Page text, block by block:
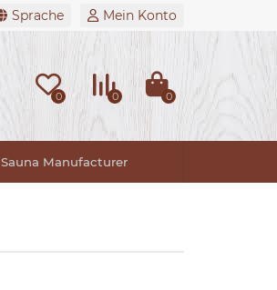
Sprache Mein Konto
0 0 0
Sauna Manufacturer